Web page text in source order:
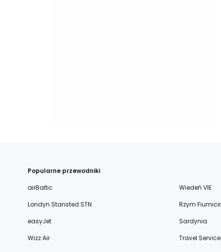
Popularne przewodniki
airBaltic
Wiedeń VIE
Londyn Stansted STN
Rzym
easyJet
Sardynia
Wizz Air
Travel Service